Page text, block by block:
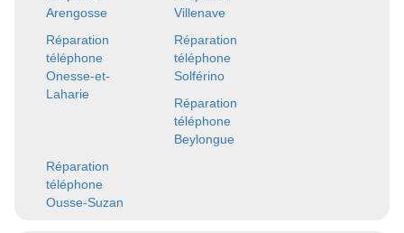
Arengosse
Villenave
Réparation
téléphone
Onesse-et-
Laharie
Réparation
téléphone
Solférino
Réparation
téléphone
Beylongue
Réparation
téléphone
Ousse-Suzan